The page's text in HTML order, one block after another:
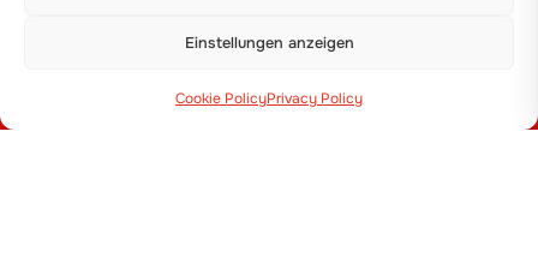
Einstellungen anzeigen
Cookie PolicyPrivacy Policy